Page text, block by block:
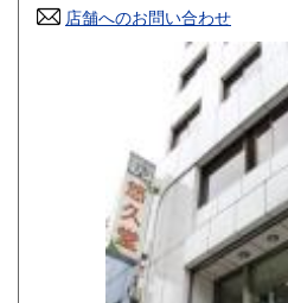
高知県 600円
600円
600円
600円
600円
店舗へのお問い合わせ